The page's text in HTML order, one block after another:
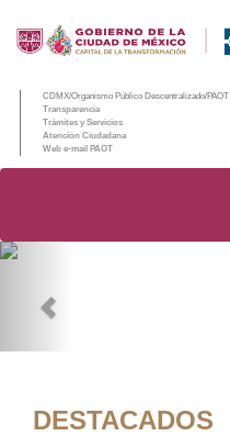
CDMX/Organismo Público Descentralizado/PAOT
Transparencia
Trámites y Servicios
Atención Ciudadana
Web e-mail PAOT
DESTACADOS